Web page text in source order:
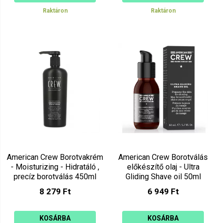
Raktáron Raktáron
American Crew Borotvakrém
- Moisturizing - Hidratáló ,
precíz borotválás 450ml
8 279 Ft
KOSÁRBA
American Crew Borotválás
előkészítő olaj - Ultra
Gliding Shave oil 50ml
6 949 Ft
KOSÁRBA